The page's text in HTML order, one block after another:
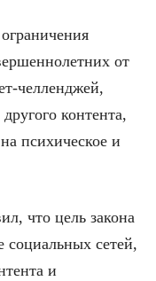
от
челленджей,
контента,
психическое и
что цель закона
социальных сетей,
и